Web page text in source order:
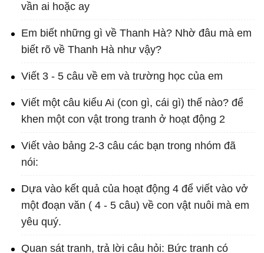
vần ai hoặc ay
Em biết những gì về Thanh Hà? Nhờ đâu mà em
biết rõ về Thanh Hà như vậy?
Viết 3 - 5 câu về em và trường học của em
Viết một câu kiểu Ai (con gì, cái gì) thế nào? để
khen một con vật trong tranh ở hoạt động 2
Viết vào bảng 2-3 câu các bạn trong nhóm đã
nói:
Dựa vào kết quả của hoạt động 4 để viết vào vở
một đoạn văn ( 4 - 5 câu) về con vật nuôi mà em
yêu quý.
Quan sát tranh, trả lời câu hỏi: Bức tranh có